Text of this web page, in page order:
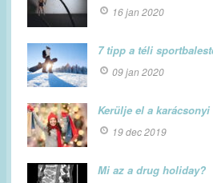
16 jan 2020
7 tipp a téli
09 jan 2020
Kerülje el a
19 dec 2019
Mi az a drug holiday?